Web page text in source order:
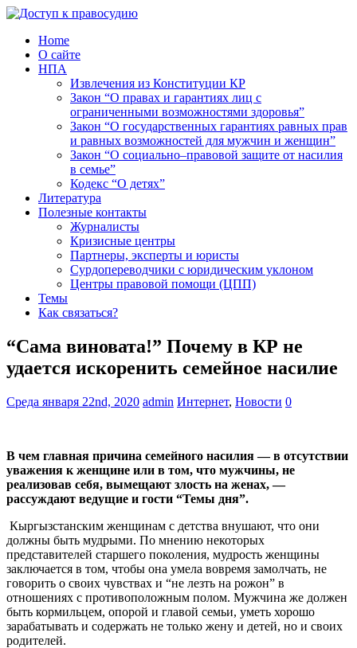
Home
О сайте
НПА
Извлечения из Конституции КР
Закон “О правах и гарантиях лиц с
ограниченными возможностями здоровья”
Закон “О государственных гарантиях равных прав
и равных возможностей для мужчин и женщин”
Закон “О социально–правовой защите от насилия
в семье”
Кодекс “О детях”
Литература
Полезные контакты
Журналисты
Кризисные центры
Партнеры, эксперты и юристы
Сурдопереводчики с юридическим уклоном
Центры правовой помощи (ЦПП)
Темы
Как связаться?
“Сама виновата!” Почему в КР не
удается искоренить семейное насилие
Среда января 22nd, 2020 admin Интернет, Новости 0
В чем главная причина семейного насилия — в отсутствии
уважения к женщине или в том, что мужчины, не
реализовав себя, вымещают злость на женах, —
рассуждают ведущие и гости “Темы дня”.
Кыргызстанским женщинам с детства внушают, что они
должны быть мудрыми. По мнению некоторых
представителей старшего поколения, мудрость женщины
заключается в том, чтобы она умела вовремя замолчать, не
говорить о своих чувствах и “не лезть на рожон” в
отношениях с противоположным полом. Мужчина же должен
быть кормильцем, опорой и главой семьи, уметь хорошо
зарабатывать и содержать не только жену и детей, но и своих
родителей.